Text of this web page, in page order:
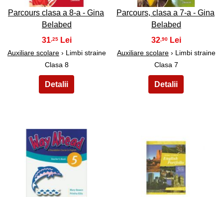
Parcours clasa a 8-a - Gina
Belabed
31 ,25
Auxiliare scolare› Limbi straine
Clasa 8
Parcours, clasa a 7-a - Gina
Belabed
32 ,90
Auxiliare scolare› Limbi straine
Clasa 7
13 14